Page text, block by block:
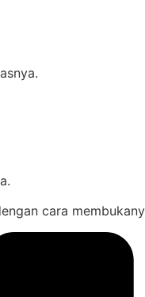
cara